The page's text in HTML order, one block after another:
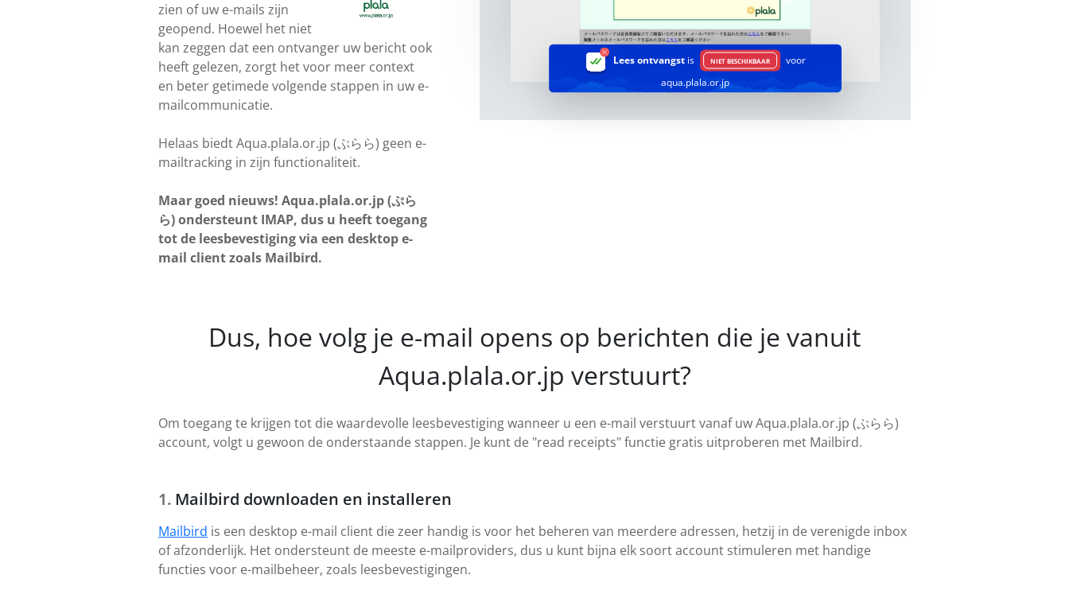
zien of uw e-mails zijn
geopend. Hoewel het niet
kan zeggen dat een ontvanger uw bericht ook
heeft gelezen, zorgt het voor meer context
en beter getimede volgende stappen in uw e-
mailcommunicatie.
Helaas biedt Aqua.plala.or.jp (ぷらら) geen e-
mailtracking in zijn functionaliteit.
Maar goed nieuws! Aqua.plala.or.jp (ぷら
ら) ondersteunt IMAP, dus u heeft toegang
tot de leesbevestiging via een desktop e-
mail client zoals Mailbird.
Lees ontvangst is NIET BESCHIKBAAR
voor
aqua.plala.or.jp
Dus, hoe volg je e-mail opens op berichten die je vanuit
Aqua.plala.or.jp verstuurt?
Om toegang te krijgen tot die waardevolle leesbevestiging wanneer u een e-mail verstuurt vanaf uw Aqua.plala.or.jp (ぷらら)
account, volgt u gewoon de onderstaande stappen. Je kunt de "read receipts" functie gratis uitproberen met Mailbird.
Mailbird downloaden en installeren
Mailbird is een desktop e-mail client die zeer handig is voor het beheren van meerdere adressen, hetzij in de verenigde inbox
of afzonderlijk. Het ondersteunt de meeste e-mailproviders, dus u kunt bijna elk soort account stimuleren met handige
functies voor e-mailbeheer, zoals leesbevestigingen.